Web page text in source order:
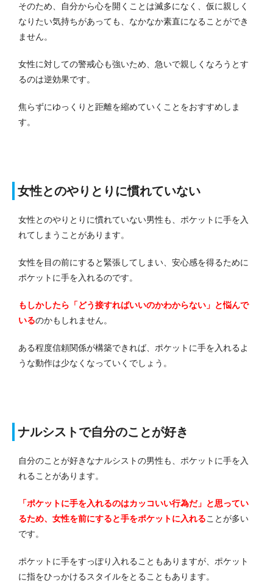
そのため、自分から心を開くことは滅多になく、仮に親しく
なりたい気持ちがあっても、なかなか素直になることができ
ません。
女性に対しての警戒心も強いため、急いで親しくなろうとす
るのは逆効果です。
焦らずにゆっくりと距離を縮めていくことをおすすめしま
す。
女性とのやりとりに慣れていない
女性とのやりとりに慣れていない男性も、ポケットに手を入
れてしまうことがあります。
女性を目の前にすると緊張してしまい、安心感を得るために
ポケットに手を入れるのです。
もしかしたら「どう接すればいいのかわからない」と悩んで
いるのかもしれません。
ある程度信頼関係が構築できれば、ポケットに手を入れるよ
うな動作は少なくなっていくでしょう。
ナルシストで自分のことが好き
自分のことが好きなナルシストの男性も、ポケットに手を入
れることがあります。
「ポケットに手を入れるのはカッコいい行為だ」と思ってい
るため、女性を前にすると手をポケットに入れることが多い
です。
ポケットに手をすっぽり入れることもありますが、ポケット
に指をひっかけるスタイルをとることもあります。